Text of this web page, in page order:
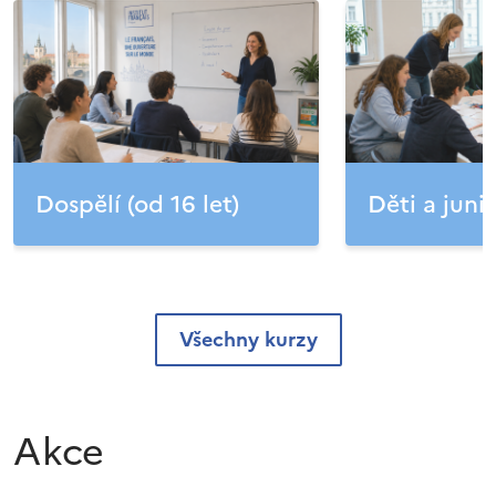
Dospělí (od 16 let) Děti a
Všechny kurzy
Akce